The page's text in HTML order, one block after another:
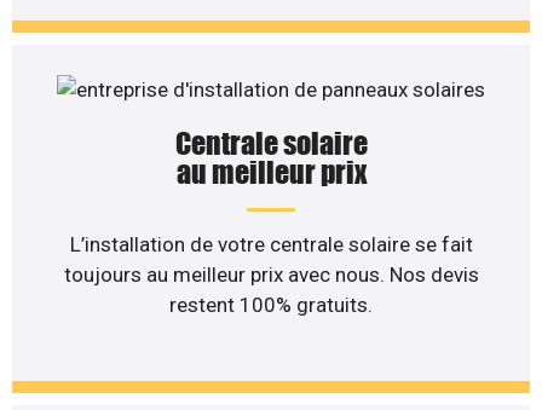
Centrale solaire
au meilleur prix
L’installation de votre centrale solaire se fait
toujours au meilleur prix avec nous. Nos devis
restent 100% gratuits.